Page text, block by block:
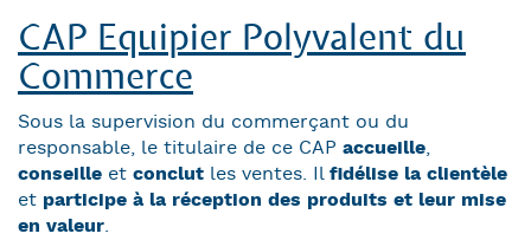
CAP Equipier Polyvalent du
Commerce
Sous la supervision du commerçant ou du
responsable, le titulaire de ce CAP accueille,
conseille et conclut les ventes. Ilfidélise la clientèle
et participe à la réception des produits et leur mise
en valeur.